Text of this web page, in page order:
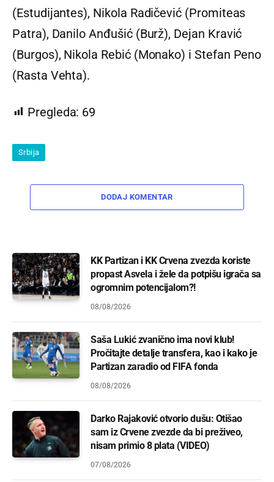
(Estudijantes), Nikola Radičević (Promiteas
Patra), Danilo Anđušić (Burž), Dejan Kravić
(Burgos), Nikola Rebić (Monako) i Stefan Peno
(Rasta Vehta).
Pregleda: 69
Srbija
DODAJ KOMENTAR
KK Partizan i KK Crvena zvezda koriste
propast Asvela i žele da potpišu igrača sa
ogromnim potencijalom?!
08/08/2026
Saša Lukić zvanično ima novi klub!
Pročitajte detalje transfera, kao i kako je
Partizan zaradio od FIFA fonda
08/08/2026
Darko Rajaković otvorio dušu: Otišao
sam iz Crvene zvezde da bi preživeo,
nisam primio 8 plata (VIDEO)
07/08/2026